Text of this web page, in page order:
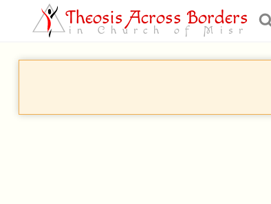
Theosis Across Borders
in Church of Misr